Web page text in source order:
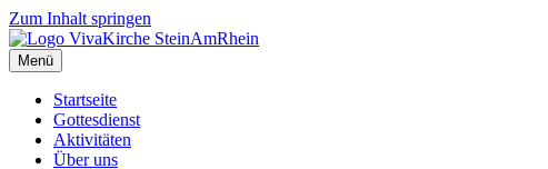
Zum Inhalt springen
Menü
Startseite
Gottesdienst
Aktivitäten
Über uns